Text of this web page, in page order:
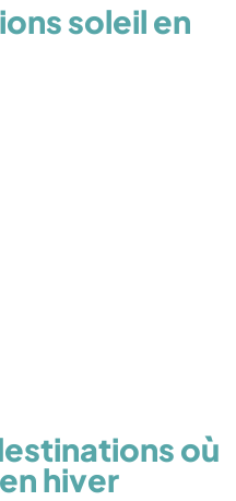
soleil en
où
hiver